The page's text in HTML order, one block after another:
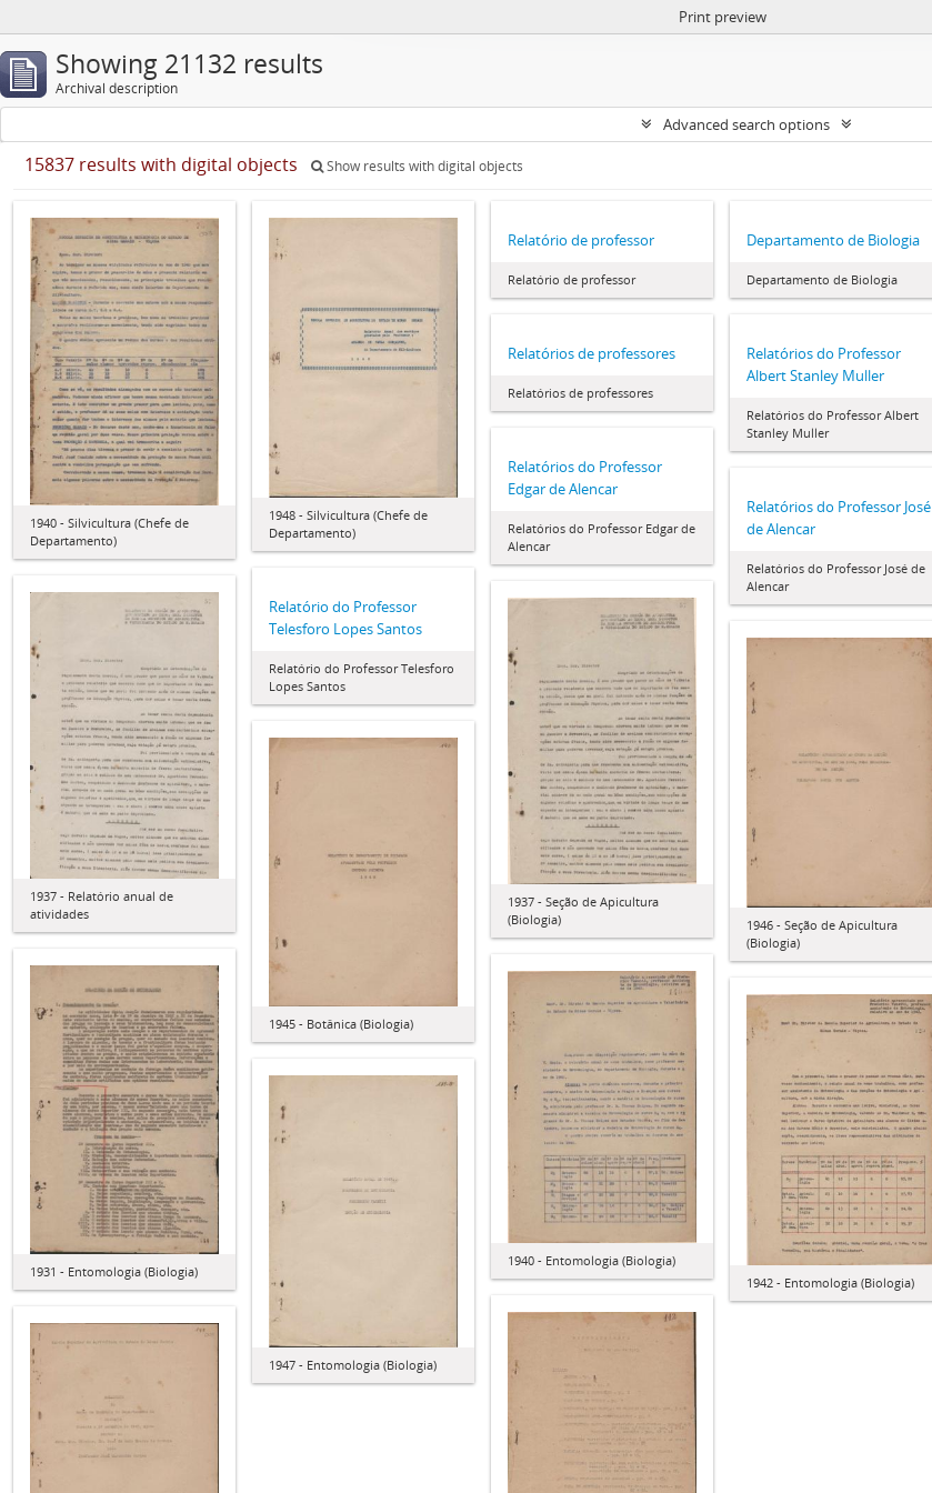
Print preview
Showing 21132 results
Archival description
Advanced search options
15837 results with digital objects Show results with digital objects
1940 - Silvicultura (Chefe de
Departamento)
1948 - Silvicultura (Chefe de
Departamento)
Relatório de professor
Relatório de professor
Departamento de Biologia
Departamento de Biologia
Relatórios de professores
Relatórios de professores
Relatórios do Professor
Albert Stanley Muller
Relatórios do Professor Albert
Stanley Muller
Relatórios do Professor
Edgar de Alencar
Relatórios do Professor Edgar de
Alencar
Relatórios do Professor José
de Alencar
Relatórios do Professor José de
Alencar
Relatório do Professor
Telesforo Lopes Santos
Relatório do Professor Telesforo
Lopes Santos
1937 - Relatório anual de
atividades
1937 - Seção de Apicultura
(Biologia)
1946 - Seção de Apicultura
(Biologia)
1945 - Botânica (Biologia)
1931 - Entomologia (Biologia)
1940 - Entomologia (Biologia)
1942 - Entomologia (Biologia)
1947 - Entomologia (Biologia)